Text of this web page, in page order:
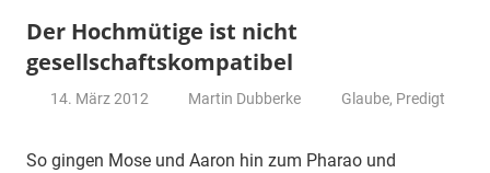
Der Hochmütige ist nicht
gesellschaftskompatibel
14. März 2012 Martin Dubberke Glaube, Predigt
So gingen Mose und Aaron hin zum Pharao und